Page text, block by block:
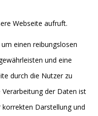
Webseite aufruft.
einen reibungslosen
und eine
durch die Nutzer zu
der Daten ist
Darstellung und